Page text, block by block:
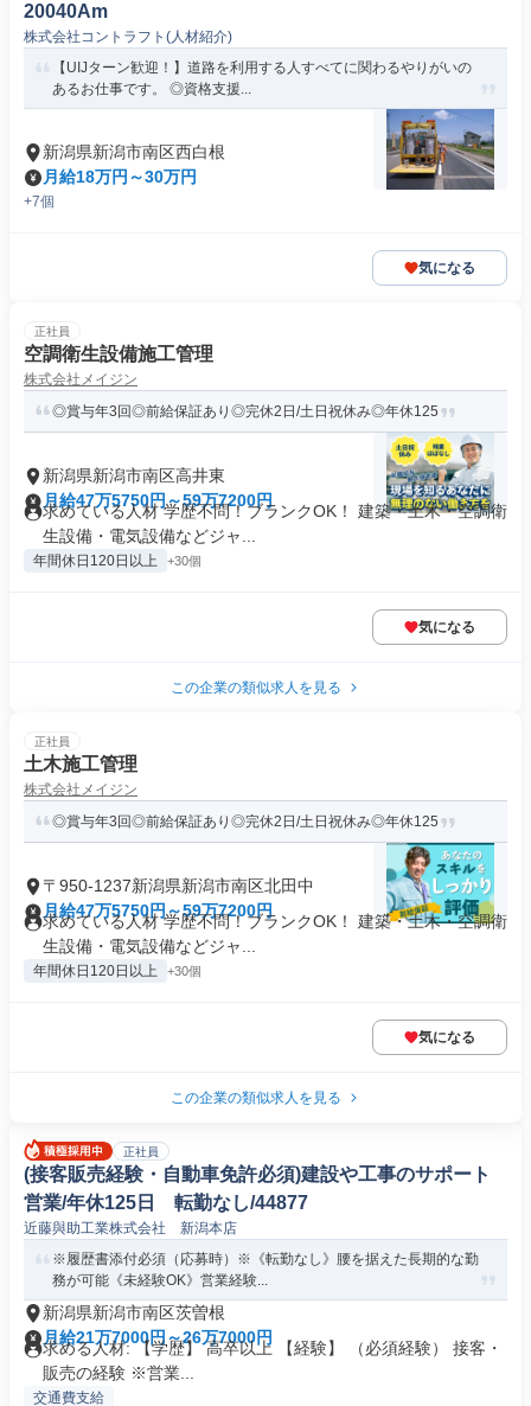
20040Am
株式会社コントラフト(人材紹介)
【UIJターン歓迎！】道路を利用する人すべてに関わるやりがいの
あるお仕事です。 ◎資格支援...
新潟県新潟市南区西白根
月給18万円～30万円
+7個
気になる
正社員
空調衛生設備施工管理
株式会社メイジン
◎賞与年3回◎前給保証あり◎完休2日/土日祝休み◎年休125
新潟県新潟市南区高井東
月給47万5750円～59万7200円
求めている人材 学歴不問！ブランクOK！ 建築・土木・空調衛
生設備・電気設備などジャ...
年間休日120日以上 +30個
気になる
この企業の類似求人を見る
正社員
土木施工管理
株式会社メイジン
◎賞与年3回◎前給保証あり◎完休2日/土日祝休み◎年休125
〒950-1237新潟県新潟市南区北田中
月給47万5750円～59万7200円
求めている人材 学歴不問！ブランクOK！ 建築・土木・空調衛
生設備・電気設備などジャ...
年間休日120日以上 +30個
気になる
この企業の類似求人を見る
正社員
(接客販売経験・自動車免許必須)建設や工事のサポート
営業/年休125日 転勤なし/44877
近藤與助工業株式会社 新潟本店
※履歴書添付必須（応募時）※《転勤なし》腰を据えた長期的な勤
務が可能《未経験OK》営業経験...
新潟県新潟市南区茨曽根
月給21万7000円～26万7000円
求める人材: 【学歴】 高卒以上 【経験】 （必須経験） 接客・
販売の経験 ※営業...
交通費支給